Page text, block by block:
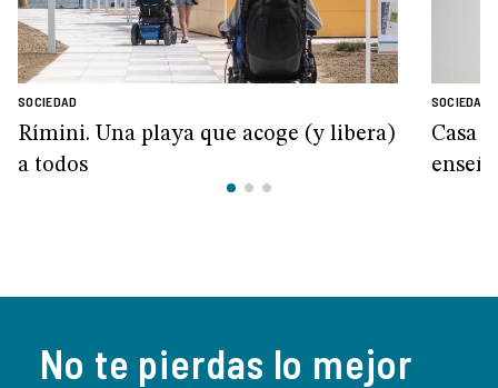
SOCIEDAD
Rímini. Una playa que acoge (y libera)
a todos
SOCIEDAD
Casa
No te pierdas lo mejor